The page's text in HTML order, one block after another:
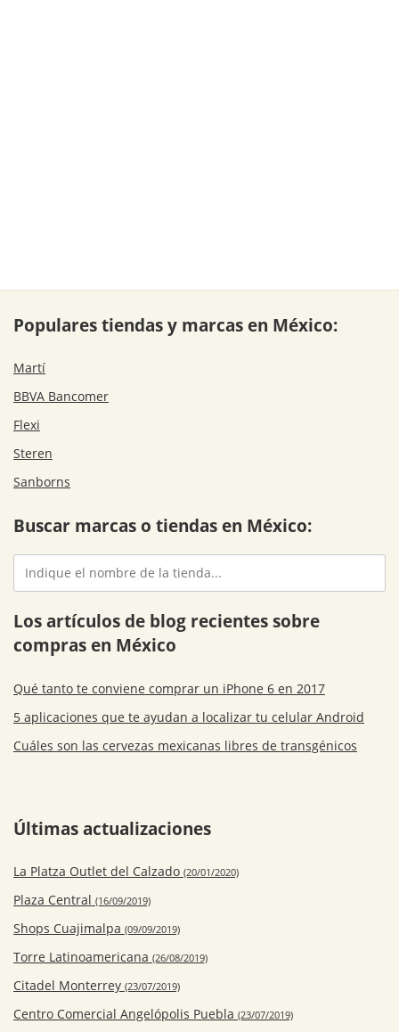
Populares tiendas y marcas en México:
Martí
BBVA Bancomer
Flexi
Steren
Sanborns
Buscar marcas o tiendas en México:
Los artículos de blog recientes sobre
compras en México
Qué tanto te conviene comprar un iPhone 6 en 2017
5 aplicaciones que te ayudan a localizar tu celular Android
Cuáles son las cervezas mexicanas libres de transgénicos
Últimas actualizaciones
La Platza Outlet del Calzado (20/01/2020)
Plaza Central (16/09/2019)
Shops Cuajimalpa (09/09/2019)
Torre Latinoamericana (26/08/2019)
Citadel Monterrey (23/07/2019)
Centro Comercial Angelópolis Puebla (23/07/2019)